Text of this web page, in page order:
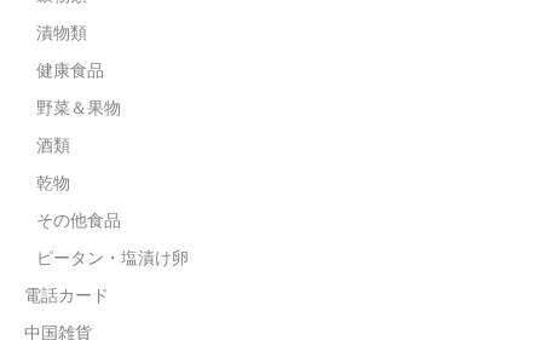
漬物類
健康食品
野菜＆果物
酒類
乾物
その他食品
ピータン・塩漬け卵
電話カード
中国雑貨